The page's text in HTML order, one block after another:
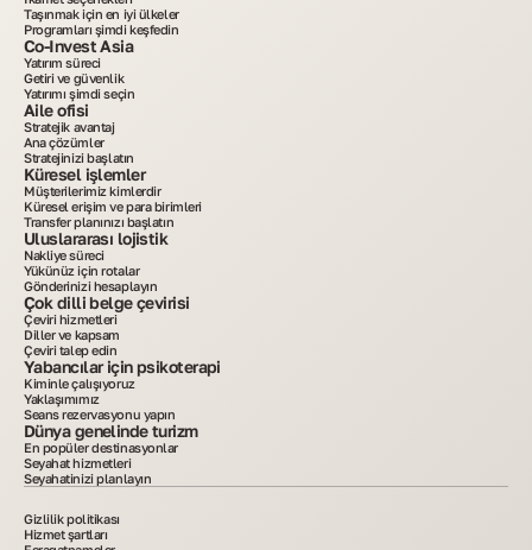
Taşınmak için en iyi ülkeler
Programları şimdi keşfedin
Co-Invest Asia
Yatırım süreci
Getiri ve güvenlik
Yatırımı şimdi seçin
Aile ofisi
Stratejik avantaj
Ana çözümler
Stratejinizi başlatın
Küresel işlemler
Müşterilerimiz kimlerdir
Küresel erişim ve para birimleri
Transfer planınızı başlatın
Uluslararası lojistik
Nakliye süreci
Yükünüz için rotalar
Gönderinizi hesaplayın
Çok dilli belge çevirisi
Çeviri hizmetleri
Diller ve kapsam
Çeviri talep edin
Yabancılar için psikoterapi
Kiminle çalışıyoruz
Yaklaşımımız
Seans rezervasyonu yapın
Dünya genelinde turizm
En popüler destinasyonlar
Seyahat hizmetleri
Seyahatinizi planlayın
Gizlilik politikası
Hizmet şartları